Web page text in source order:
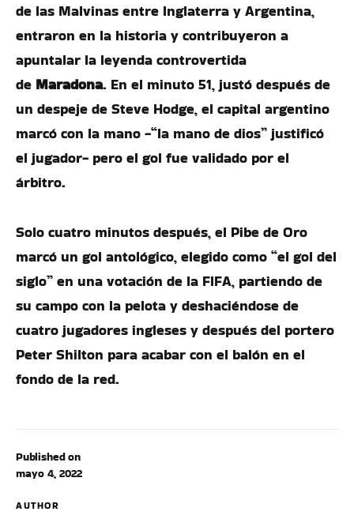
Published on
mayo 4, 2022
AUTHOR
de las Malvinas entre Inglaterra y Argentina,
entraron en la historia y contribuyeron a
apuntalar la leyenda controvertida
de Maradona. En el minuto 51, justó después de
un despeje de Steve Hodge, el capital argentino
marcó con la mano -“la mano de dios” justificó
el jugador- pero el gol fue validado por el
árbitro.
Solo cuatro minutos después, el Pibe de Oro
marcó un gol antológico, elegido como “el gol del
siglo” en una votación de la FIFA, partiendo de
su campo con la pelota y deshaciéndose de
cuatro jugadores ingleses y después del portero
Peter Shilton para acabar con el balón en el
fondo de la red.